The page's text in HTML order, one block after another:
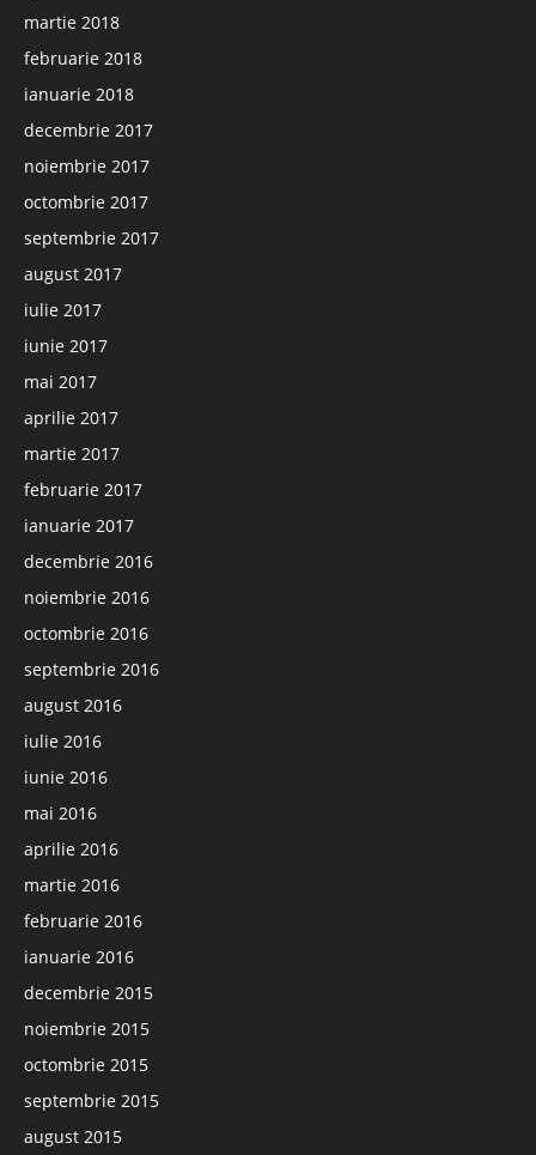
martie 2018
februarie 2018
ianuarie 2018
decembrie 2017
noiembrie 2017
octombrie 2017
septembrie 2017
august 2017
iulie 2017
iunie 2017
mai 2017
aprilie 2017
martie 2017
februarie 2017
ianuarie 2017
decembrie 2016
noiembrie 2016
octombrie 2016
septembrie 2016
august 2016
iulie 2016
iunie 2016
mai 2016
aprilie 2016
martie 2016
februarie 2016
ianuarie 2016
decembrie 2015
noiembrie 2015
octombrie 2015
septembrie 2015
august 2015